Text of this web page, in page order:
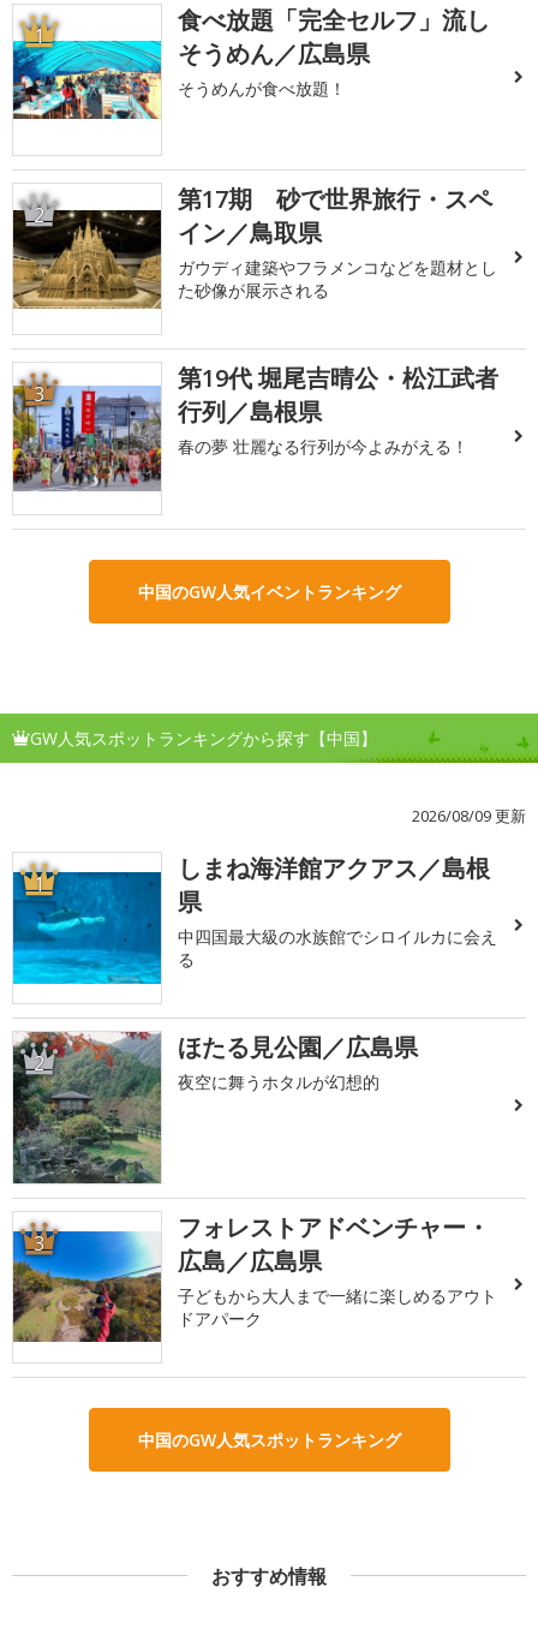
1
食べ放題「完全セルフ」流し
そうめん／広島県
そうめんが食べ放題！
2
第17期 砂で世界旅行・スペ
イン／鳥取県
ガウディ建築やフラメンコなどを題材とし
た砂像が展示される
3
第19代 堀尾吉晴公・松江武者
行列／島根県
春の夢 壮麗なる行列が今よみがえる！
中国のGW人気イベントランキング
GW人気スポットランキングから探す【中国】
2026/08/09 更新
1
しまね海洋館アクアス／島根
県
中四国最大級の水族館でシロイルカに会え
る
2 ほたる見公園／広島県
夜空に舞うホタルが幻想的
3
フォレストアドベンチャー・
広島／広島県
子どもから大人まで一緒に楽しめるアウト
ドアパーク
中国のGW人気スポットランキング
おすすめ情報